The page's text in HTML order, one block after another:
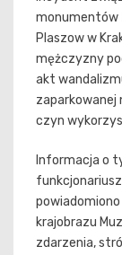
monumentów
Plaszow w
mężczyzny
akt
zaparkowanej
czyn
Informacja o
krajobrazu
zdarzenia,